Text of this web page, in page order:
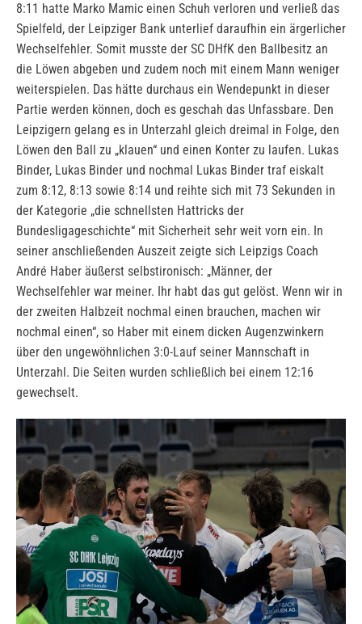
8:11 hatte Marko Mamic einen Schuh verloren und verließ das
Spielfeld, der Leipziger Bank unterlief daraufhin ein ärgerlicher
Wechselfehler. Somit musste der SC DHfK den Ballbesitz an
die Löwen abgeben und zudem noch mit einem Mann weniger
weiterspielen. Das hätte durchaus ein Wendepunkt in dieser
Partie werden können, doch es geschah das Unfassbare. Den
Leipzigern gelang es in Unterzahl gleich dreimal in Folge, den
Löwen den Ball zu „klauen“ und einen Konter zu laufen. Lukas
Binder, Lukas Binder und nochmal Lukas Binder traf eiskalt
zum 8:12, 8:13 sowie 8:14 und reihte sich mit 73 Sekunden in
der Kategorie „die schnellsten Hattricks der
Bundesligageschichte“ mit Sicherheit sehr weit vorn ein. In
seiner anschließenden Auszeit zeigte sich Leipzigs Coach
André Haber äußerst selbstironisch: „Männer, der
Wechselfehler war meiner. Ihr habt das gut gelöst. Wenn wir in
der zweiten Halbzeit nochmal einen brauchen, machen wir
nochmal einen“, so Haber mit einem dicken Augenzwinkern
über den ungewöhnlichen 3:0-Lauf seiner Mannschaft in
Unterzahl. Die Seiten wurden schließlich bei einem 12:16
gewechselt.